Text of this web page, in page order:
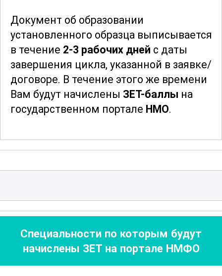
безопасности и минимизируя риски
инфекционных заболеваний в
медицинских учреждениях. Курс
ориентирован на широкий круг
специалистов, включая врачей,
медсестер, а также административный
персонал медицинских организаций.
Документ об образовании
установленного образца выписывается
в течение 2-3 рабочих дней с даты
завершения цикла, указанной в заявке/
договоре. В течение этого же времени
Вам будут начислены ЗЕТ-баллы на
государственном портале НМО.
После того, как документ будет
отправим скан документа и запросим у
оригинала документа. После отправки
мы сообщим Вам трек-номер для
отслеживания и получения Вашего
документа об образовании.
Специальности по которым будут
начислены ЗЕТ на портале НМФО